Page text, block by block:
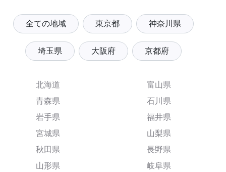
全ての地域 東京都 神奈川県
埼玉県 大阪府 京都府
北海道
青森県
岩手県
宮城県
秋田県
山形県
富山県
石川県
福井県
山梨県
長野県
岐阜県